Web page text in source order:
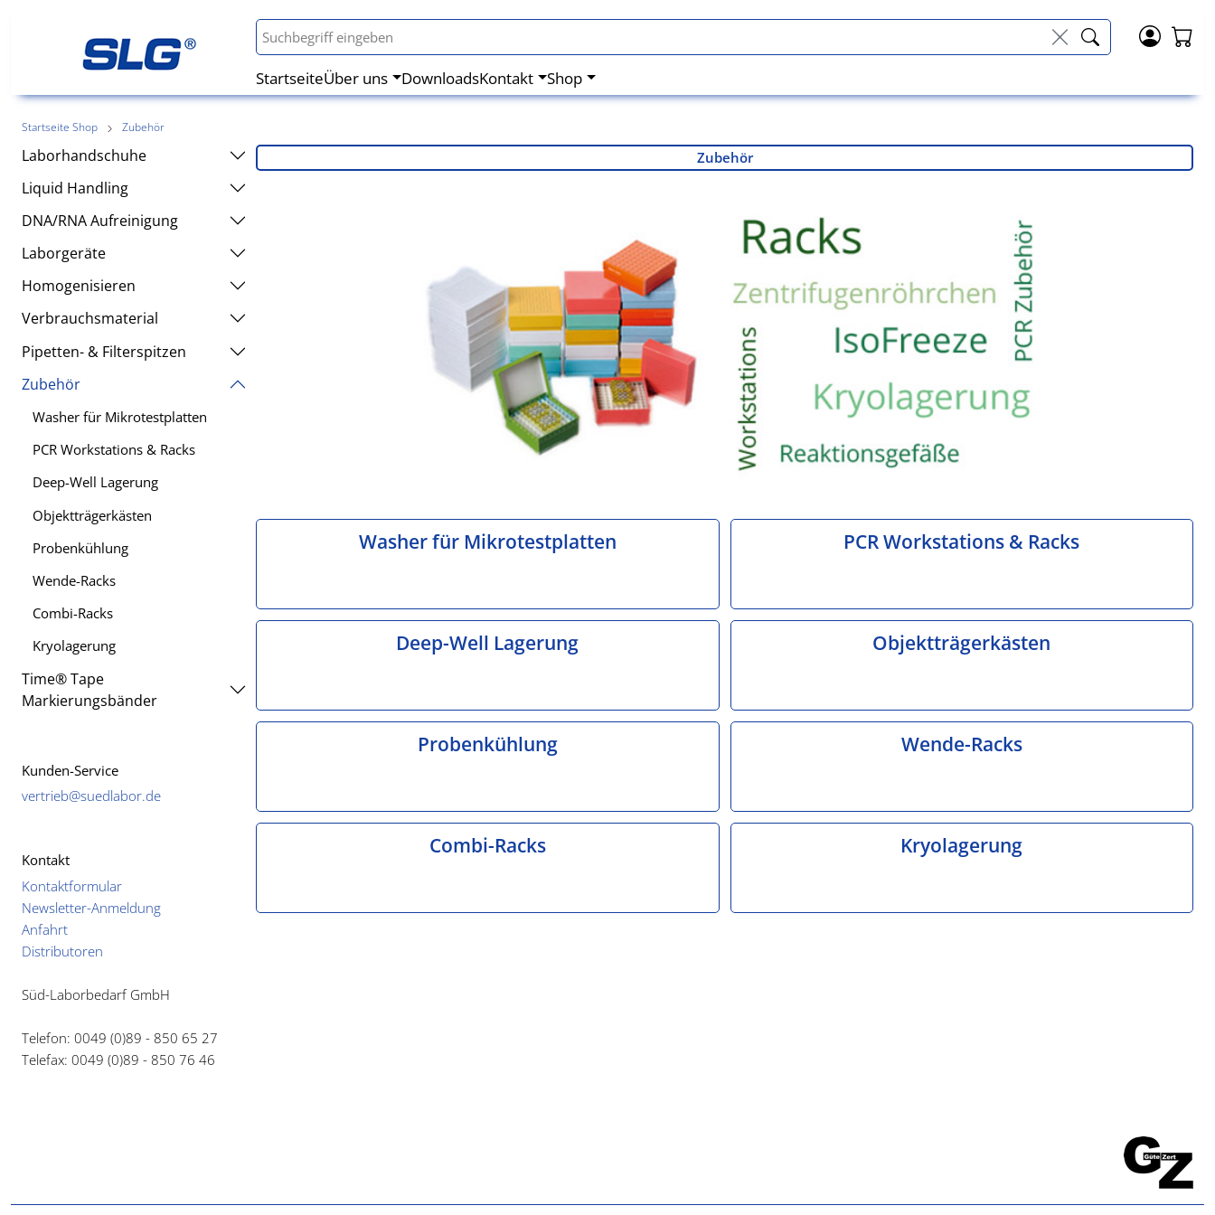
StartseiteÜber uns DownloadsKontakt Shop
Startseite Shop Zubehör
Laborhandschuhe
Liquid Handling
DNA/RNA Aufreinigung
Laborgeräte
Homogenisieren
Verbrauchsmaterial
Pipetten- & Filterspitzen
Zubehör
Washer für Mikrotestplatten
PCR Workstations & Racks
Deep-Well Lagerung
Objektträgerkästen
Probenkühlung
Wende-Racks
Combi-Racks
Kryolagerung
Time® Tape
Markierungsbänder
Kunden-Service
vertrieb@suedlabor.de
Kontakt
Kontaktformular
Newsletter-Anmeldung
Anfahrt
Distributoren
Süd-Laborbedarf GmbH
Telefon: 0049 (0)89 - 850 65 27
Telefax: 0049 (0)89 - 850 76 46
Zubehör
Washer für Mikrotestplatten PCR Workstations & Racks
Deep-Well Lagerung Objektträgerkästen
Probenkühlung Wende-Racks
Combi-Racks Kryolagerung